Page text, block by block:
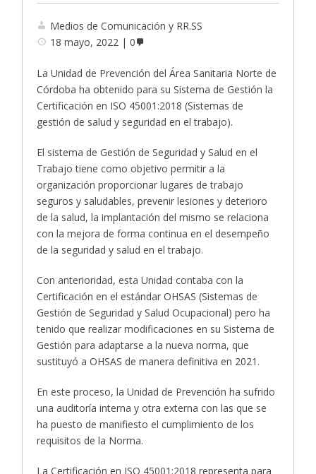
Medios de Comunicación y RR.SS
18 mayo, 2022
0
La Unidad de Prevención del Área Sanitaria Norte de
Córdoba ha obtenido para su Sistema de Gestión la
Certificación en ISO 45001:2018 (Sistemas de
gestión de salud y seguridad en el trabajo).
El sistema de Gestión de Seguridad y Salud en el
Trabajo tiene como objetivo permitir a la
organización proporcionar lugares de trabajo
seguros y saludables, prevenir lesiones y deterioro
de la salud, la implantación del mismo se relaciona
con la mejora de forma continua en el desempeño
de la seguridad y salud en el trabajo.
Con anterioridad, esta Unidad contaba con la
Certificación en el estándar OHSAS (Sistemas de
Gestión de Seguridad y Salud Ocupacional) pero ha
tenido que realizar modificaciones en su Sistema de
Gestión para adaptarse a la nueva norma, que
sustituyó a OHSAS de manera definitiva en 2021.
En este proceso, la Unidad de Prevención ha sufrido
una auditoría interna y otra externa con las que se
ha puesto de manifiesto el cumplimiento de los
requisitos de la Norma.
La Certificación en ISO 45001:2018 representa para